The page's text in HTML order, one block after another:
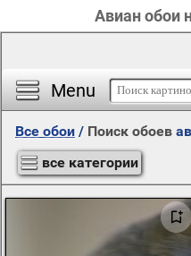
Авиан обои
Menu
Все обои / Поиск обоев
все категории